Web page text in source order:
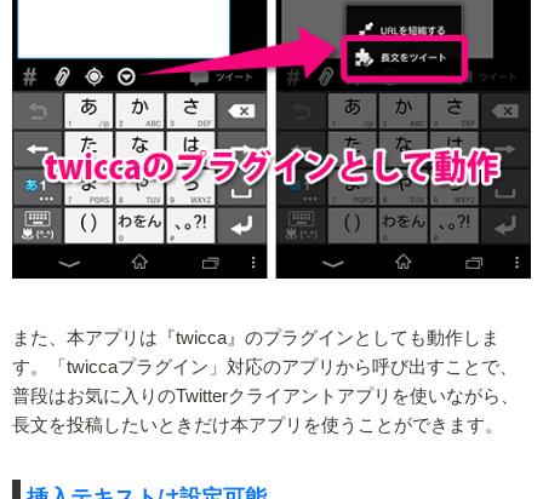
また、本アプリは『twicca』のプラグインとしても動作しま
す。「twiccaプラグイン」対応のアプリから呼び出すことで、
普段はお気に入りのTwitterクライアントアプリを使いながら、
長文を投稿したいときだけ本アプリを使うことができます。